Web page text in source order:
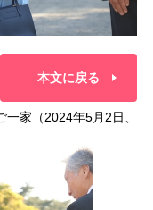
本文に戻る
家（2024年5月2日、